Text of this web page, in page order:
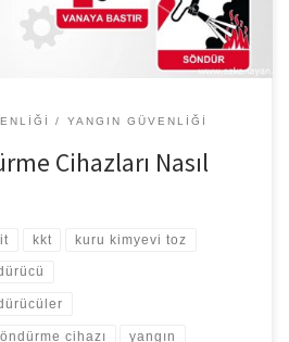
YANGIN GÜVENLIĞI
Cihazları Nasıl
kkt kuru kimyevi toz
cihazı yangın